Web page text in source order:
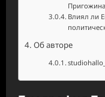
Влиял ли
Об авторе
studiohallo_